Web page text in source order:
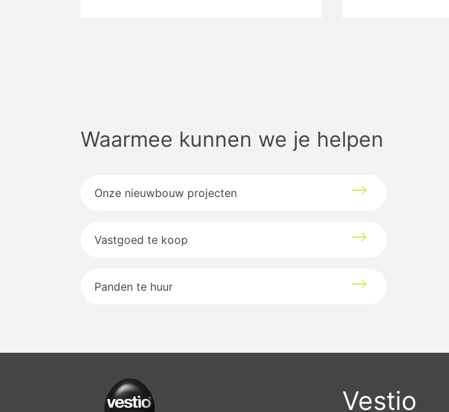
Waarmee kunnen we je helpen
Onze nieuwbouw projecten
Vastgoed te koop
Panden te huur
Vestio